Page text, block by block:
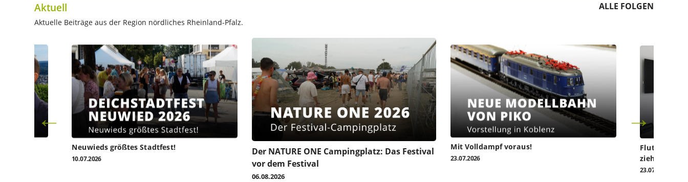
Aktuell ALLE FOLGEN
Aktuelle Beiträge aus der Region nördliches Rheinland-Pfalz.
Neuwieds größtes Stadtfest!
10.07.2026
Der NATURE ONE Campingplatz: Das Festival
vor dem Festival
06.08.2026
Mit Volldampf voraus!
23.07.2026
ziehen vor
23.07.2026